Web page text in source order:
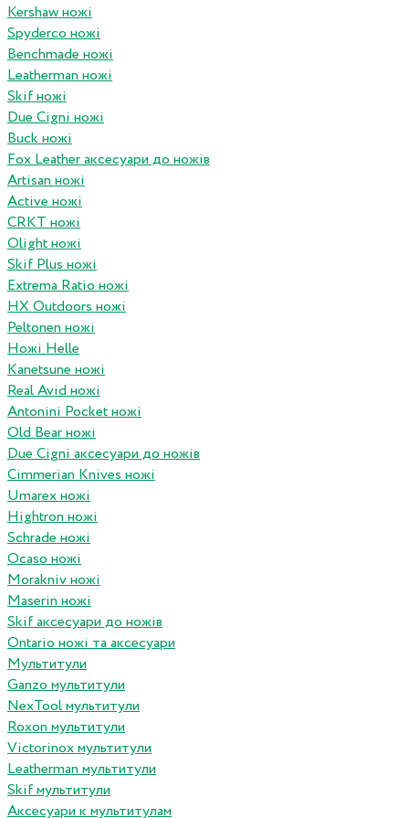
Kershaw ножі
Spyderco ножі
Benchmade ножі
Leatherman ножі
Skif ножі
Due Cigni ножі
Buck ножі
Fox Leather аксесуари до ножів
Artisan ножі
Active ножі
CRKT ножі
Olight ножі
Skif Plus ножі
Extrema Ratio ножі
HX Outdoors ножі
Peltonen ножі
Ножі Helle
Kanetsune ножі
Real Avid ножі
Antonini Pocket ножі
Old Bear ножі
Due Cigni аксесуари до ножів
Cimmerian Knives ножі
Umarex ножі
Hightron ножі
Schrade ножі
Ocaso ножі
Morakniv ножі
Maserin ножі
Skif аксесуари до ножів
Ontario ножі та аксесуари
Мультитули
Ganzo мультитули
NexTool мультитули
Roxon мультитули
Victorinox мультитули
Leatherman мультитули
Skif мультитули
Аксесуари к мультитулам